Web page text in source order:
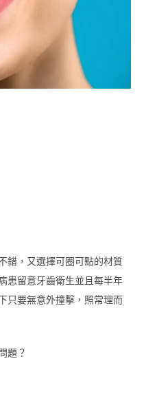
錯，又選擇可圈可點的材質
患留意牙齒衛生並且每半年
只要無意外撞擊，照常理而
題？